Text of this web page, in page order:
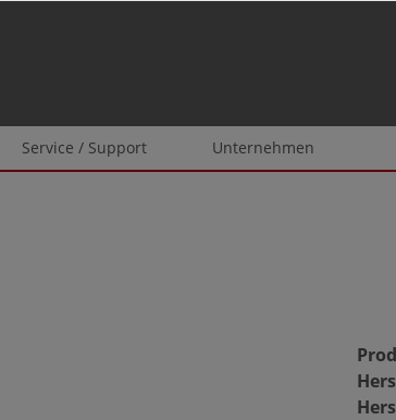
Service / Support Unternehmen